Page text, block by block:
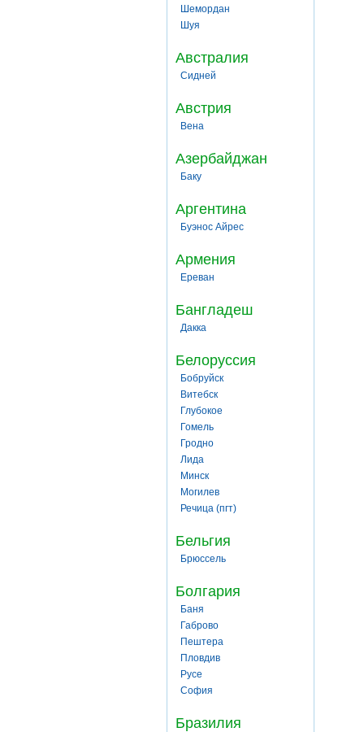
Шемордан
Шуя
Австралия
Сидней
Австрия
Вена
Азербайджан
Баку
Аргентина
Буэнос Айрес
Армения
Ереван
Бангладеш
Дакка
Белоруссия
Бобруйск
Витебск
Глубокое
Гомель
Гродно
Лида
Минск
Могилев
Речица (пгт)
Бельгия
Брюссель
Болгария
Баня
Габрово
Пештера
Пловдив
Русе
София
Бразилия